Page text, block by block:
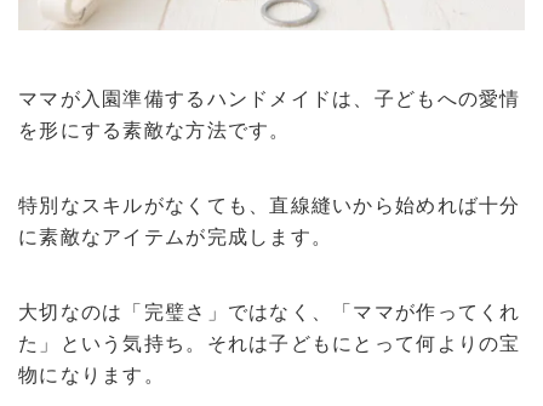
ママが入園準備するハンドメイドは、子どもへの愛情
を形にする素敵な方法です。
特別なスキルがなくても、直線縫いから始めれば十分
に素敵なアイテムが完成します。
大切なのは「完璧さ」ではなく、「ママが作ってくれ
た」という気持ち。それは子どもにとって何よりの宝
物になります。